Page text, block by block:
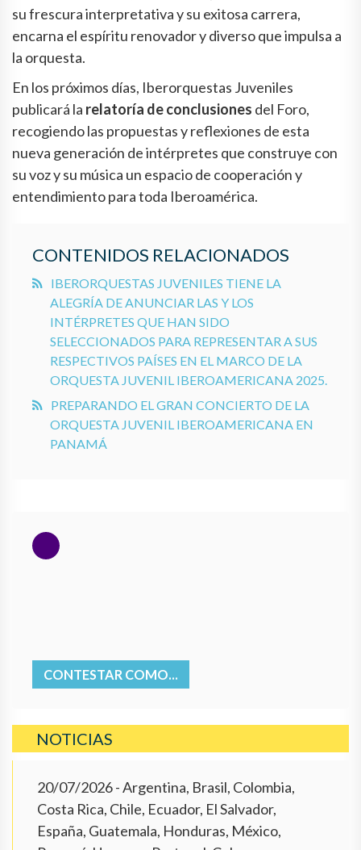
su frescura interpretativa y su exitosa carrera,
encarna el espíritu renovador y diverso que impulsa a
la orquesta.
En los próximos días, Iberorquestas Juveniles
publicará la relatoría de conclusiones del Foro,
recogiendo las propuestas y reflexiones de esta
nueva generación de intérpretes que construye con
su voz y su música un espacio de cooperación y
entendimiento para toda Iberoamérica.
CONTENIDOS RELACIONADOS
IBERORQUESTAS JUVENILES TIENE LA
ALEGRÍA DE ANUNCIAR LAS Y LOS
INTÉRPRETES QUE HAN SIDO
SELECCIONADOS PARA REPRESENTAR A SUS
RESPECTIVOS PAÍSES EN EL MARCO DE LA
ORQUESTA JUVENIL IBEROAMERICANA 2025.
PREPARANDO EL GRAN CONCIERTO DE LA
ORQUESTA JUVENIL IBEROAMERICANA EN
PANAMÁ
CONTESTAR COMO...
NOTICIAS
20/07/2026- Argentina, Brasil, Colombia,
Costa Rica, Chile, Ecuador, El Salvador,
España, Guatemala, Honduras, México,